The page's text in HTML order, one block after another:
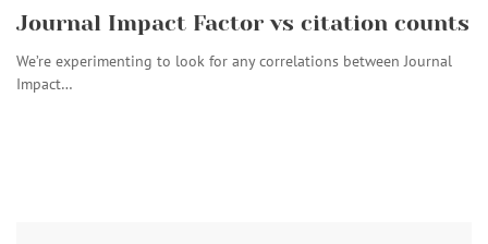
Journal Impact Factor vs citation counts
We’re experimenting to look for any correlations between Journal
Impact…